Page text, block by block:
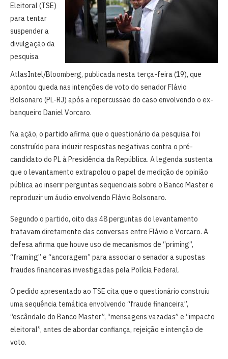
Eleitoral (TSE)
para tentar
suspender a
divulgação da
pesquisa
AtlasIntel/Bloomberg, publicada nesta terça-feira (19), que
apontou queda nas intenções de voto do senador Flávio
Bolsonaro (PL-RJ) após a repercussão do caso envolvendo o ex-
banqueiro Daniel Vorcaro.
Na ação, o partido afirma que o questionário da pesquisa foi
construído para induzir respostas negativas contra o pré-
candidato do PL à Presidência da República. A legenda sustenta
que o levantamento extrapolou o papel de medição de opinião
pública ao inserir perguntas sequenciais sobre o Banco Master e
reproduzir um áudio envolvendo Flávio Bolsonaro.
Segundo o partido, oito das 48 perguntas do levantamento
tratavam diretamente das conversas entre Flávio e Vorcaro. A
defesa afirma que houve uso de mecanismos de “priming”,
“framing” e “ancoragem” para associar o senador a supostas
fraudes financeiras investigadas pela Polícia Federal.
O pedido apresentado ao TSE cita que o questionário construiu
uma sequência temática envolvendo “fraude financeira”,
“escândalo do Banco Master”, “mensagens vazadas” e “impacto
eleitoral”, antes de abordar confiança, rejeição e intenção de
voto.